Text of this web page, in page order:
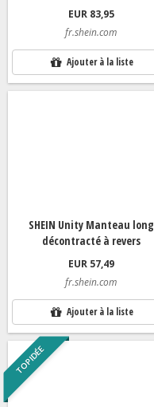
EUR 83,95
fr.shein.com
Ajouter à la liste
SHEIN Unity Manteau long
décontracté à revers
EUR 57,49
fr.shein.com
Ajouter à la liste
TOP IDÉE